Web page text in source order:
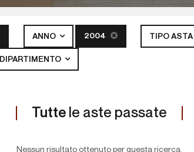
ANNO 2004 TIPO ASTA
DIPARTIMENTO
Tutte le aste passate
Nessun risultato ottenuto per questa ricerca.